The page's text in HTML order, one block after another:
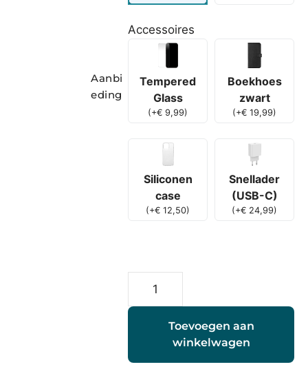
Aanbi
eding
Accessoires
Tempered
Glass
(+€ 9,99)
Boekhoes
zwart
(+€ 19,99)
Siliconen
case
(+€ 12,50)
Snellader
(USB-C)
(+€ 24,99)
Toevoegen aan
winkelwagen